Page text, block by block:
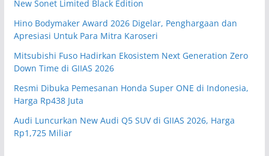
New Sonet Limited Black Edition
Hino Bodymaker Award 2026 Digelar, Penghargaan dan
Apresiasi Untuk Para Mitra Karoseri
Mitsubishi Fuso Hadirkan Ekosistem Next Generation Zero
Down Time di GIIAS 2026
Resmi Dibuka Pemesanan Honda Super ONE di Indonesia,
Harga Rp438 Juta
Audi Luncurkan New Audi Q5 SUV di GIIAS 2026, Harga
Rp1,725 Miliar